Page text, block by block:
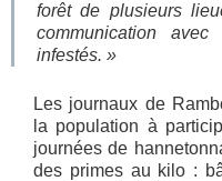
forêt de plusieurs
communication
infestés. »
Les journaux de
la population à
journées de
des primes au kilo :